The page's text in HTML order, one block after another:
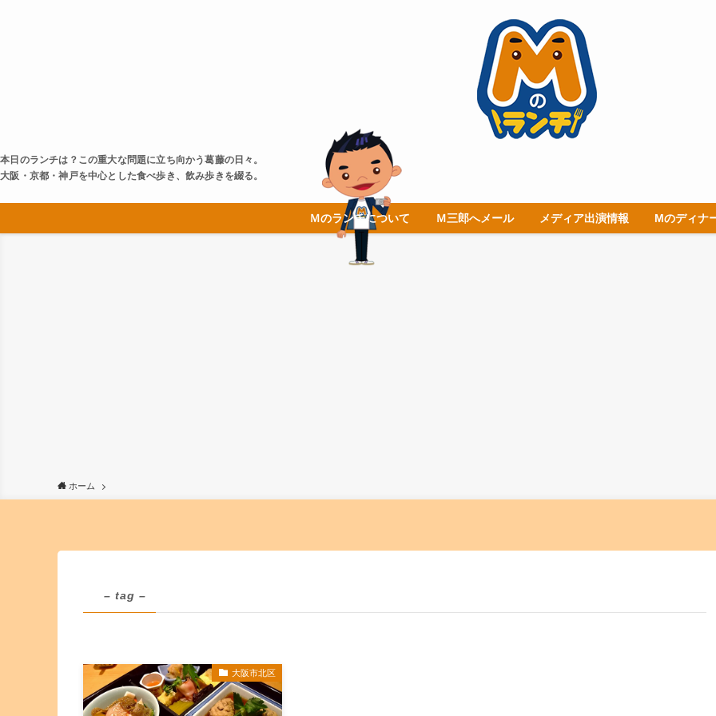
本日のランチは？この重大な問題に立ち向かう葛藤の日々。
大阪・京都・神戸を中心とした食べ歩き、飲み歩きを綴る。
Ｍのランチについて Ｍ三郎へメール メディア出演情報 Mのディナ
ホーム
– tag –
大阪市北区